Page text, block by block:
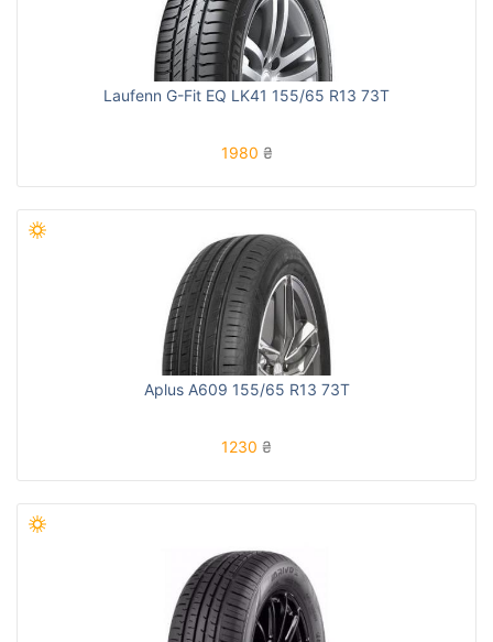
Laufenn G-Fit EQ LK41 155/65 R13 73T
1980 ₴
Aplus A609 155/65 R13 73T
1230 ₴